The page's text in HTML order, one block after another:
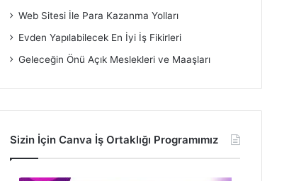
Web Sitesi İle Para Kazanma Yolları
Evden Yapılabilecek En İyi İş Fikirleri
Geleceğin Önü Açık Meslekleri ve Maaşları
Sizin İçin Canva İş Ortaklığı Programımız